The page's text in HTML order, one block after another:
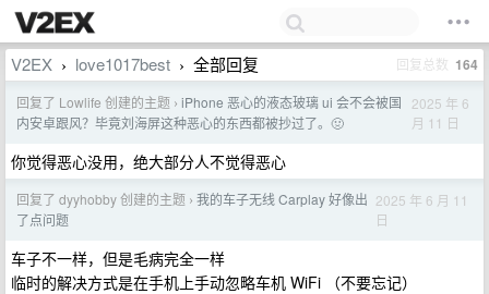
V2EX › love1017best › 全部回复 回复总数 164
回复了 Lowlife 创建的主题 › iPhone 恶心的液态玻璃 ui 会不会被国
内安卓跟风？毕竟刘海屏这种恶心的东西都被抄过了。🤢
2025 年 6
月 11 日
你觉得恶心没用，绝大部分人不觉得恶心
回复了 dyyhobby 创建的主题 › 我的车子无线 Carplay 好像出
了点问题
2025 年 6 月 11
日
车子不一样，但是毛病完全一样
临时的解决方式是在手机上手动忽略车机 WiFi （不要忘记）